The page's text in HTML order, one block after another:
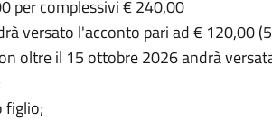
per complessivi € 240,00
versato l'acconto pari ad € 120,00
oltre il 15 ottobre 2026 andrà
figlio;